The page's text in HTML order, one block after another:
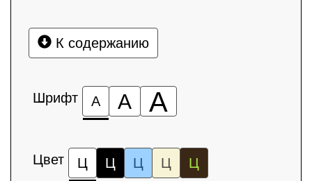
К содержанию
Шрифт А А А
Цвет Ц Ц Ц Ц Ц